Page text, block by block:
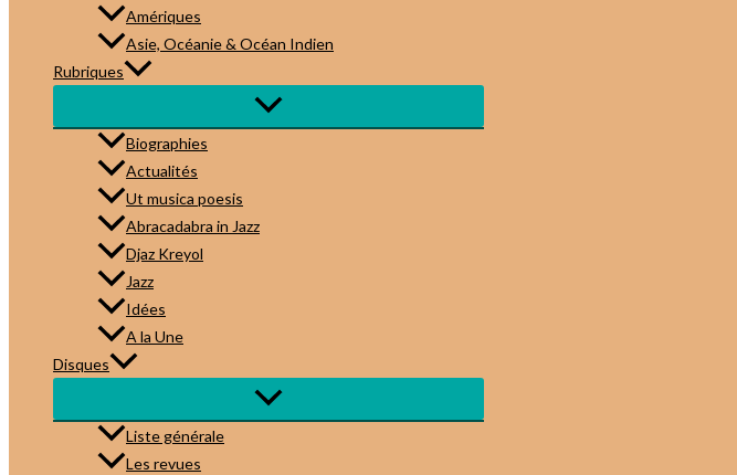
Amériques
Asie, Océanie & Océan Indien
Rubriques
Biographies
Actualités
Ut musica poesis
Abracadabra in Jazz
Djaz Kreyol
Jazz
Idées
A la Une
Disques
Liste générale
Les revues